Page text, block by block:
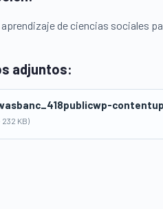
de ciencias sociales
adjuntos:
232 KB)